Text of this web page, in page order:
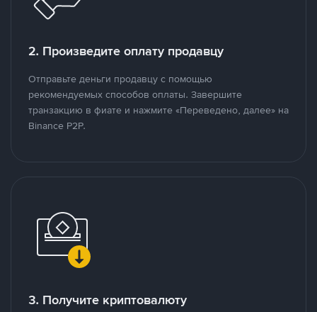
2. Произведите оплату продавцу
Отправьте деньги продавцу с помощью
рекомендуемых способов оплаты. Завершите
транзакцию в фиате и нажмите «Переведено, далее» на
Binance P2P.
3. Получите криптовалюту